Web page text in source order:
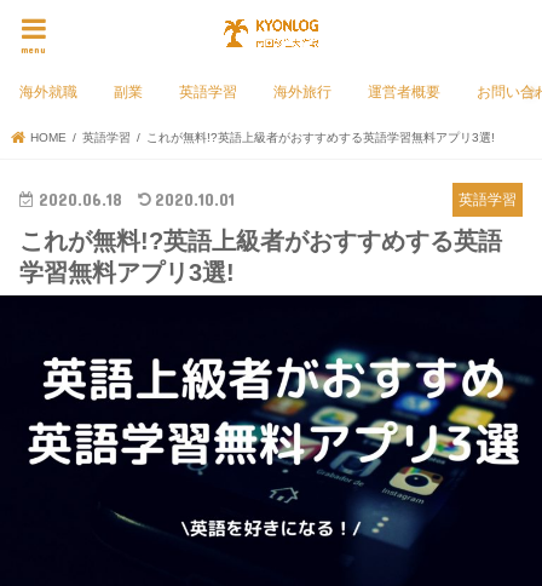
menu
海外就職 副業 英語学習 海外旅行 運営者概要 お問い合
HOME 英語学習 これが無料!?英語上級者がおすすめする英語学習無料アプリ3選!
英語学習
2020.06.18 2020.10.01
これが無料!?英語上級者がおすすめする英語
学習無料アプリ3選!